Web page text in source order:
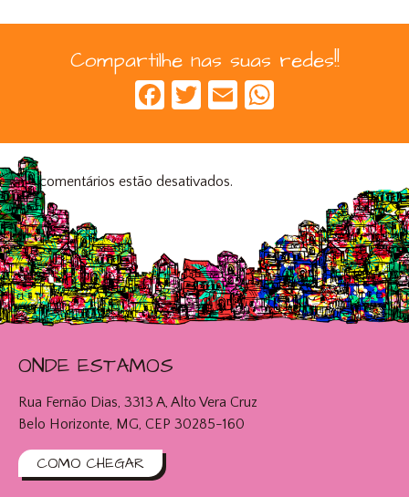
Compartilhe nas suas redes!!
Facebook
Twitter
Email
Os comentários estão desativados.
ONDE ESTAMOS
Rua Fernão Dias, 3313 A, Alto Vera Cruz
Belo Horizonte, MG, CEP 30285-160
COMO CHEGAR